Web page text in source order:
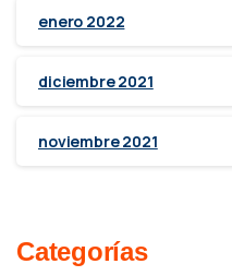
enero 2022
diciembre 2021
noviembre 2021
Categorías